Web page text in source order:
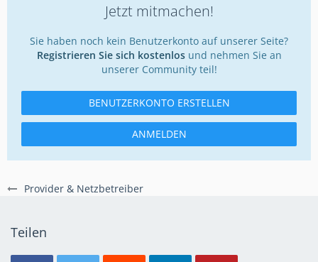
Provider & Netzbetreiber
Jetzt mitmachen!
Sie haben noch kein Benutzerkonto auf unserer Seite?
Registrieren Sie sich kostenlosund nehmen Sie an
unserer Community teil!
BENUTZERKONTO ERSTELLEN
ANMELDEN
Teilen